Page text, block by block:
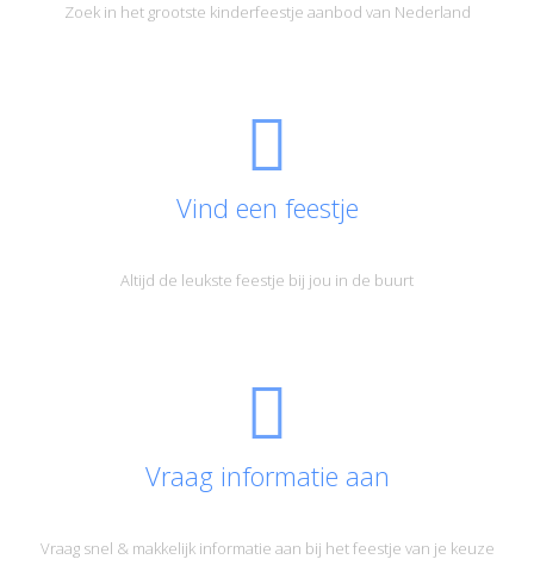
Zoek in het grootste kinderfeestje aanbod van Nederland
Vind een feestje
Altijd de leukste feestje bij jou in de buurt
Vraag informatie aan
Vraag snel & makkelijk informatie aan bij het feestje van je keuze